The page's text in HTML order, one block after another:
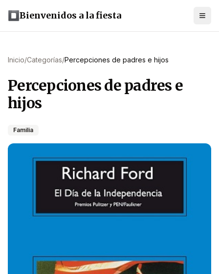
Bienvenidos a la fiesta
Inicio/Categorías/Percepciones de padres e hijos
Percepciones de padres e
hijos
Familia